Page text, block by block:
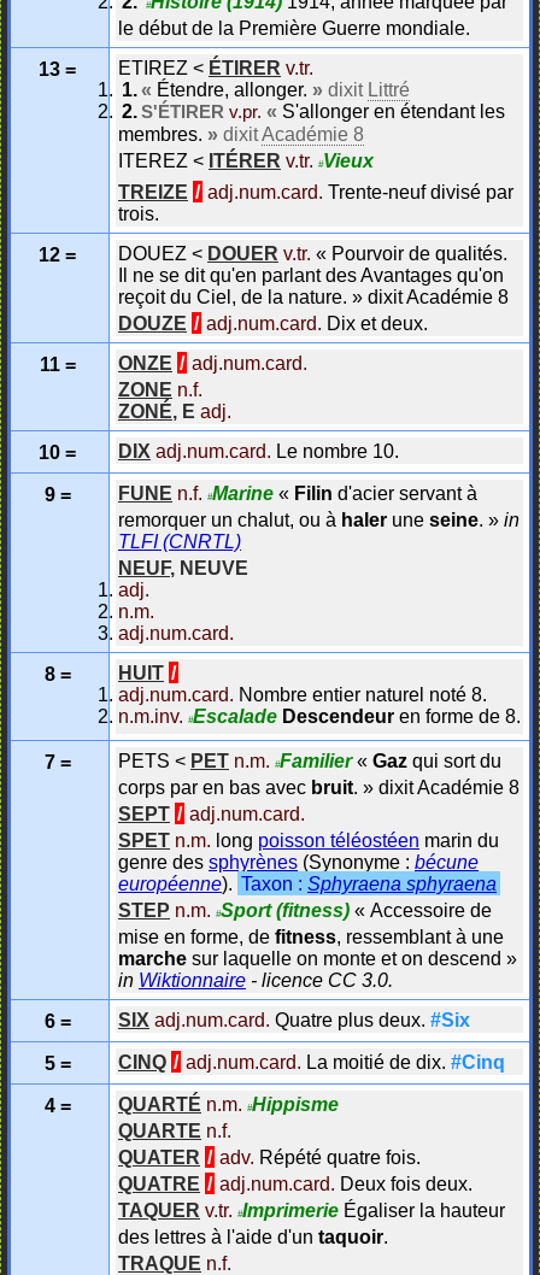
#
le début de la Première Guerre mondiale.
13 =
ETIREZ < ÉTIRER v.tr.
« Étendre, allonger. » dixit Littré
S'ÉTIRER v.pr. « S'allonger en étendant les
membres. » dixitAcadémie 8
ITEREZ < ITÉRER v.tr. #Vieux
TREIZE / adj.num.card. Trente-neuf divisé par
trois.
12 =
DOUEZ < DOUER v.tr. « Pourvoir de qualités.
Il ne se dit qu'en parlant des Avantages qu'on
reçoit du Ciel, de la nature. » dixitAcadémie 8
DOUZE / adj.num.card. Dix et deux.
11 =
ONZE / adj.num.card.
ZONE n.f.
ZONÉ, E adj.
10 =
DIX adj.num.card. Le nombre 10.
9 =
FUNE n.f. #Marine « Filin d'acier servant à
remorquer un chalut, ou à haler une seine. » in
TLFI (CNRTL)
NEUF, NEUVE
adj.
n.m.
adj.num.card.
8 =
HUIT /
adj.num.card. Nombre entier naturel noté 8.
n.m.inv. #Escalade Descendeur en forme de 8.
7 = PETS < PET n.m. #Familier « Gaz qui sort du
corps par en bas avec bruit. » dixitAcadémie 8
SEPT / adj.num.card.
SPET n.m. long poisson téléostéen marin du
genre des sphyrènes (Synonyme : bécune
européenne). Taxon : Sphyraena sphyraena
STEP n.m. #Sport(fitness) « Accessoire de
mise en forme, de fitness, ressemblant à une
marche sur laquelle on monte et on descend »
in Wiktionnaire - licence CC 3.0.
6 =
SIX adj.num.card. Quatre plus deux. #Six
5 =
CINQ / adj.num.card. La moitié de dix. #Cinq
4 =
QUARTÉ n.m. #Hippisme
QUARTE n.f.
QUATER / adv. Répété quatre fois.
QUATRE / adj.num.card. Deux fois deux.
TAQUER v.tr. #Imprimerie Égaliser la hauteur
des lettres à l'aide d'un taquoir.
TRAQUE n.f.